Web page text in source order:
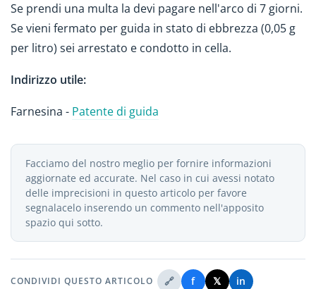
Se prendi una multa la devi pagare nell'arco di 7 giorni.
Se vieni fermato per guida in stato di ebbrezza (0,05 g
per litro) sei arrestato e condotto in cella.
Indirizzo utile:
Farnesina - Patente di guida
Facciamo del nostro meglio per fornire informazioni
aggiornate ed accurate. Nel caso in cui avessi notato
delle imprecisioni in questo articolo per favore
segnalacelo inserendo un commento nell'apposito
spazio qui sotto.
CONDIVIDI QUESTO ARTICOLO 🔗 f 𝕏 in